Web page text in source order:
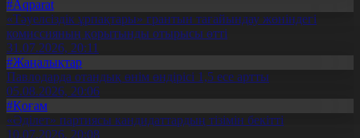
#Aqparat
«Тәуелсіздік ұрпақтары» грантын тағайындау жөніндегі
комиссияның қорытынды отырысы өтті
31.07.2026, 20:11
#Жаңалықтар
Павлодарда отандық өнім өндірісі 1,5 есе артты
05.08.2026, 20:06
#Қоғам
«Әділет» партиясы кандидаттардың тізімін бекітті
10.07.2026, 20:08